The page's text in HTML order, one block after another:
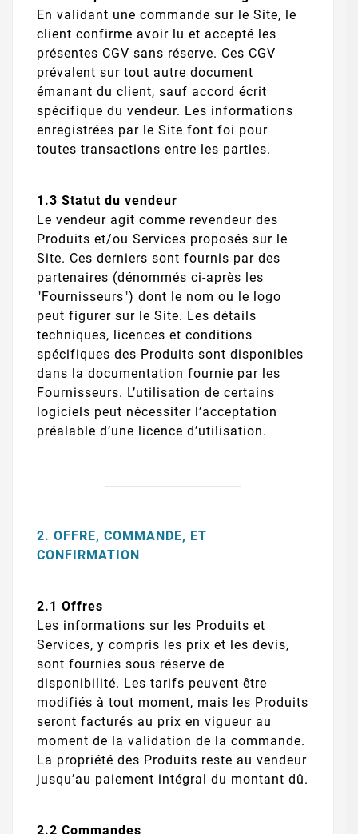
En validant une commande sur le Site, le
client confirme avoir lu et accepté les
présentes CGV sans réserve. Ces CGV
prévalent sur tout autre document
émanant du client, sauf accord écrit
spécifique du vendeur. Les informations
enregistrées par le Site font foi pour
toutes transactions entre les parties.
1.3 Statut du vendeur
Le vendeur agit comme revendeur des
Produits et/ou Services proposés sur le
Site. Ces derniers sont fournis par des
partenaires (dénommés ci-après les
"Fournisseurs") dont le nom ou le logo
peut figurer sur le Site. Les détails
techniques, licences et conditions
spécifiques des Produits sont disponibles
dans la documentation fournie par les
Fournisseurs. L’utilisation de certains
logiciels peut nécessiter l’acceptation
préalable d’une licence d’utilisation.
2. OFFRE, COMMANDE, ET
CONFIRMATION
2.1 Offres
Les informations sur les Produits et
Services, y compris les prix et les devis,
sont fournies sous réserve de
disponibilité. Les tarifs peuvent être
modifiés à tout moment, mais les Produits
seront facturés au prix en vigueur au
moment de la validation de la commande.
La propriété des Produits reste au vendeur
jusqu’au paiement intégral du montant dû.
2.2 Commandes